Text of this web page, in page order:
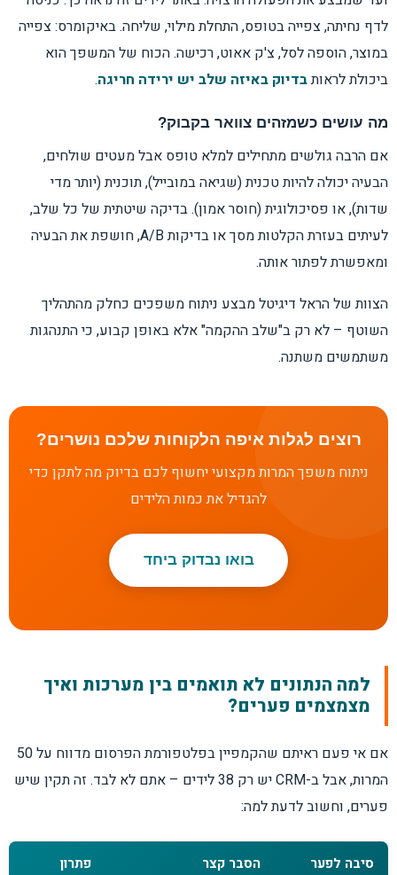
לדף נחיתה, צפייה בטופס, התחלת מילוי, שליחה. באיקומרס: צפייה
במוצר, הוספה לסל, צ'ק אאוט, רכישה. הכוח של המשפך הוא
ביכולת לראותבדיוק באיזה שלב יש ירידה חריגה.
מה עושים כשמזהים צוואר בקבוק?
אם הרבה גולשים מתחילים למלא טופס אבל מעטים שולחים,
הבעיה יכולה להיות טכנית (שגיאה במובייל), תוכנית (יותר מדי
שדות), או פסיכולוגית (חוסר אמון). בדיקה שיטתית של כל שלב,
לעיתים בעזרת הקלטות מסך או בדיקות A/B, חושפת את הבעיה
ומאפשרת לפתור אותה.
הצוות של הראל דיגיטל מבצע ניתוח משפכים כחלק מהתהליך
השוטף – לא רק ב"שלב ההקמה" אלא באופן קבוע, כי התנהגות
משתמשים משתנה.
רוצים לגלות איפה הלקוחות שלכם נושרים?
ניתוח משפך המרות מקצועי יחשוף לכם בדיוק מה לתקן כדי
להגדיל את כמות הלידים
בואו נבדוק ביחד
למה הנתונים לא תואמים בין מערכות ואיך
מצמצמים פערים?
אם אי פעם ראיתם שהקמפיין בפלטפורמת הפרסום מדווח על 50
המרות, אבל ב-CRM יש רק 38 לידים – אתם לא לבד. זה תקין שיש
פערים, וחשוב לדעת למה:
סיבה לפער הסבר קצר פתרון